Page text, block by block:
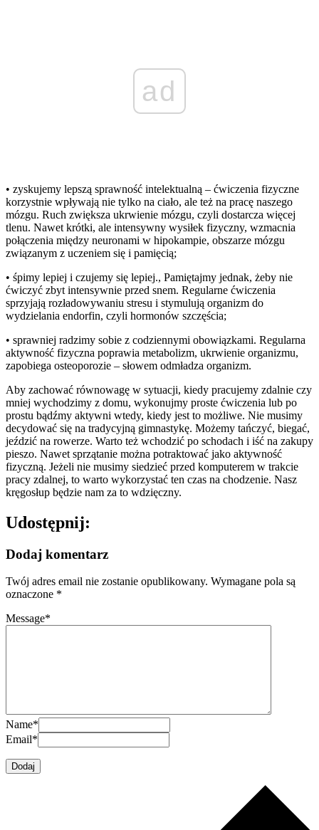
ad
• zyskujemy lepszą sprawność intelektualną – ćwiczenia fizyczne
korzystnie wpływają nie tylko na ciało, ale też na pracę naszego
mózgu. Ruch zwiększa ukrwienie mózgu, czyli dostarcza więcej
tlenu. Nawet krótki, ale intensywny wysiłek fizyczny, wzmacnia
połączenia między neuronami w hipokampie, obszarze mózgu
związanym z uczeniem się i pamięcią;
• śpimy lepiej i czujemy się lepiej., Pamiętajmy jednak, żeby nie
ćwiczyć zbyt intensywnie przed snem. Regularne ćwiczenia
sprzyjają rozładowywaniu stresu i stymulują organizm do
wydzielania endorfin, czyli hormonów szczęścia;
• sprawniej radzimy sobie z codziennymi obowiązkami. Regularna
aktywność fizyczna poprawia metabolizm, ukrwienie organizmu,
zapobiega osteoporozie – słowem odmładza organizm.
Aby zachować równowagę w sytuacji, kiedy pracujemy zdalnie czy
mniej wychodzimy z domu, wykonujmy proste ćwiczenia lub po
prostu bądźmy aktywni wtedy, kiedy jest to możliwe. Nie musimy
decydować się na tradycyjną gimnastykę. Możemy tańczyć, biegać,
jeździć na rowerze. Warto też wchodzić po schodach i iść na zakupy
pieszo. Nawet sprzątanie można potraktować jako aktywność
fizyczną. Jeżeli nie musimy siedzieć przed komputerem w trakcie
pracy zdalnej, to warto wykorzystać ten czas na chodzenie. Nasz
kręgosłup będzie nam za to wdzięczny.
Udostępnij:
Dodaj komentarz
Twój adres email nie zostanie opublikowany. Wymagane pola są
oznaczone *
Message*
Name*
Email*